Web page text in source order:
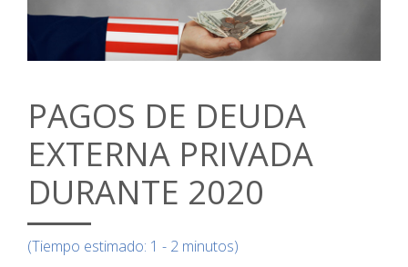
PAGOS DE DEUDA
EXTERNA PRIVADA
DURANTE 2020
(Tiempo estimado: 1 - 2 minutos)